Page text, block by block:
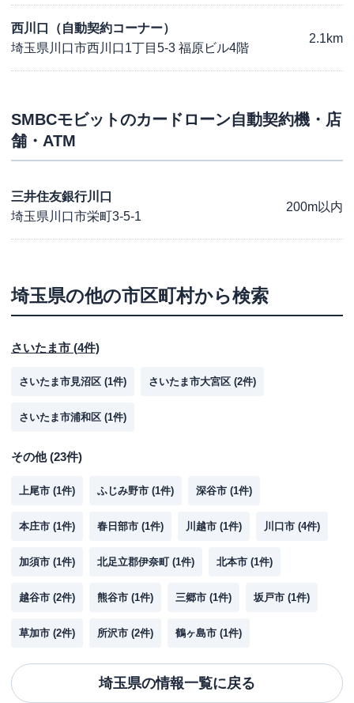
西川口（自動契約コーナー）
埼玉県川口市西川口1丁目5-3 福原ビル4階
2.1km
SMBCモビットのカードローン自動契約機・店
舗・ATM
三井住友銀行川口
埼玉県川口市栄町3-5-1
200m以内
埼玉県の他の市区町村から検索
さいたま市 (4件)
さいたま市見沼区 (1件) さいたま市大宮区 (2件)
さいたま市浦和区 (1件)
その他(23件)
上尾市 (1件) ふじみ野市 (1件) 深谷市 (1件)
本庄市 (1件) 春日部市 (1件) 川越市 (1件) 川口市 (4件)
加須市 (1件) 北足立郡伊奈町 (1件) 北本市 (1件)
越谷市 (2件) 熊谷市 (1件) 三郷市 (1件) 坂戸市 (1件)
草加市 (2件) 所沢市 (2件) 鶴ヶ島市 (1件)
埼玉県の情報一覧に戻る